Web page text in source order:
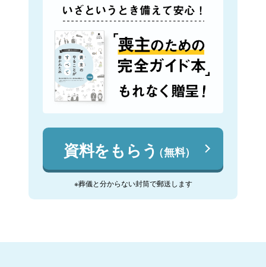
資料をもらう（無料）
※葬儀と分からない封筒で郵送します